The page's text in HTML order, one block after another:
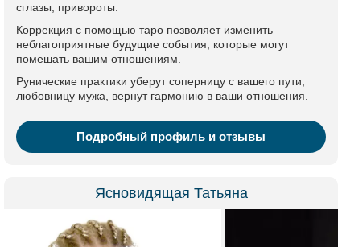
сглазы, привороты.
Коррекция с помощью таро позволяет изменить
неблагоприятные будущие события, которые могут
помешать вашим отношениям.
Рунические практики уберут соперницу с вашего пути,
любовницу мужа, вернут гармонию в ваши отношения.
Подробный профиль и отзывы
Ясновидящая Татьяна